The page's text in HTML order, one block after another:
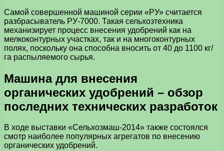
Самой совершенной машиной серии «РУ» считается
разбрасыватель РУ-7000. Такая сельхозтехника
механизирует процесс внесения удобрений как на
мелкоконтурных участках, так и на многоконтурных
полях, поскольку она способна вносить от 40 до 1100 кг/
га распыляемого сырья.
Машина для внесения
органических удобрений – обзор
последних технических разработок
В ходе выставки «Сельхозмаш-2014» также состоялся
смотр наиболее популярных агрегатов по внесению
органических удобрений.